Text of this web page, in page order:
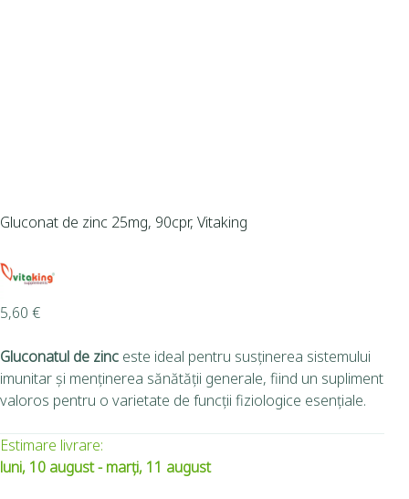
Gluconat de zinc 25mg, 90cpr, Vitaking
5,60 €
Gluconatul de zinc este ideal pentru susținerea sistemului
imunitar și menținerea sănătății generale, fiind un supliment
valoros pentru o varietate de funcții fiziologice esențiale.
Estimare livrare:
luni, 10 august - marți, 11 august